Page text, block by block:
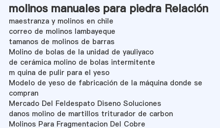
molinos manuales para piedra Relación
maestranza y molinos en chile
correo de molinos lambayeque
tamanos de molinos de barras
Molino de bolas de la unidad de yauliyaco
de cerámica molino de bolas intermitente
m quina de pulir para el yeso
Modelo de yeso de fabricación de la máquina donde se
compran
Mercado Del Feldespato Diseno Soluciones
danos molino de martillos triturador de carbon
Molinos Para Fragmentacion Del Cobre